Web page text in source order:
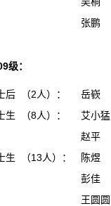
张鹏
级：
后 （2人）：
岳嵚
生 （8人）：
艾小
赵平
生 （13人）：
陈煜
彭佳
王圆